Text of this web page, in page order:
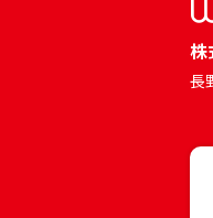
株
長